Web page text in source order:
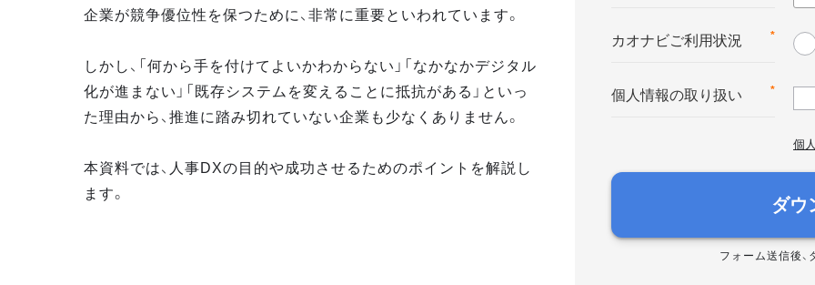
企業が競争優位性を保つために、非常に重要といわれています。
しかし、「何から手を付けてよいかわからない」「なかなかデジタル
化が進まない」「既存システムを変えることに抵抗がある」といっ
た理由から、推進に踏み切れていない企業も少なくありません。
本資料では、人事DXの目的や成功させるためのポイントを解説し
ます。
*
カオナビご利用状況
*
個人情報の取り扱い
個
ダウ
フォーム送信後